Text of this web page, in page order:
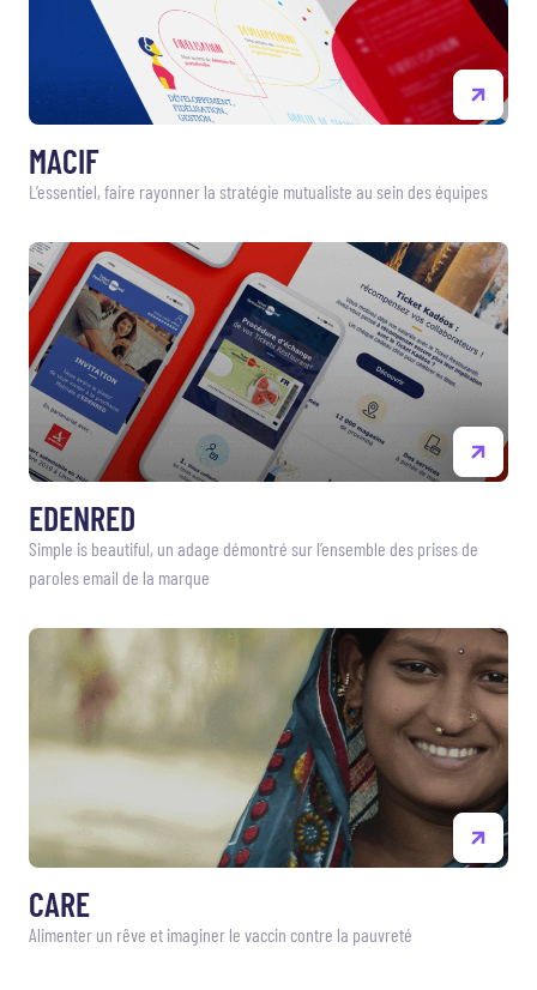
MACIF
L’essentiel, faire rayonner la stratégie mutualiste au sein des équipes
EDENRED
Simple is beautiful, un adage démontré sur l’ensemble des prises de
paroles email de la marque
CARE
Alimenter un rêve et imaginer le vaccin contre la pauvreté